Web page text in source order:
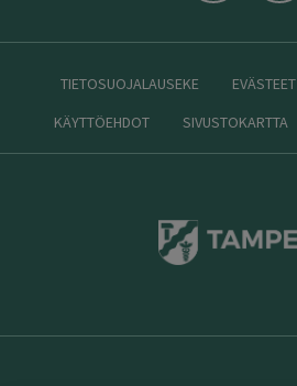
TIETOSUOJALAUSEKE EVÄSTEET
KÄYTTÖEHDOT
SIVUSTOKARTTA